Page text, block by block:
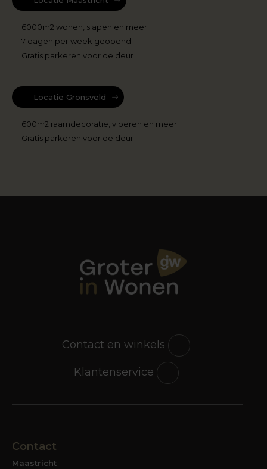
6000m2 wonen, slapen en meer
7 dagen per week geopend
Gratis parkeren voor de deur
Locatie Gronsveld
600m2 raamdecoratie, vloeren en meer
Gratis parkeren voor de deur
Contact en winkels
Klantenservice
Contact
Maastricht